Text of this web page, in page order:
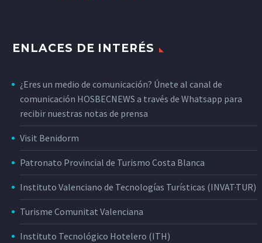
ENLACES DE INTERÉS
¿Eres un medio de comunicación? Únete al canal de
comunicación HOSBECNEWS a través de Whatsapp para
recibir nuestras notas de prensa
Visit Benidorm
Patronato Provincial de Turismo Costa Blanca
Instituto Valenciano de Tecnologías Turísticas (INVAT·TUR)
Turisme Comunitat Valenciana
Instituto Tecnológico Hotelero (ITH)